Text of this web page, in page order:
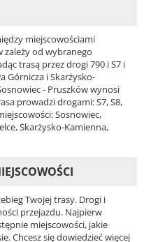
miejscowościami
zależy od wybranego
trasą przez drogi 790 i S7 i
Górnicza i Skarżysko-
- Pruszków wynosi
prowadzi drogami: S7, S8,
Sosnowiec,
Skarżysko-Kamienna,
Twojej trasy. Drogi i
przejazdu. Najpierw
miejscowości, jakie
Chcesz się dowiedzieć więcej